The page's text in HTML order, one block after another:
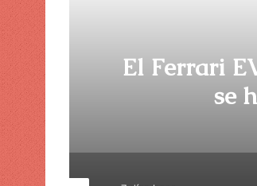
El Ferrari
se